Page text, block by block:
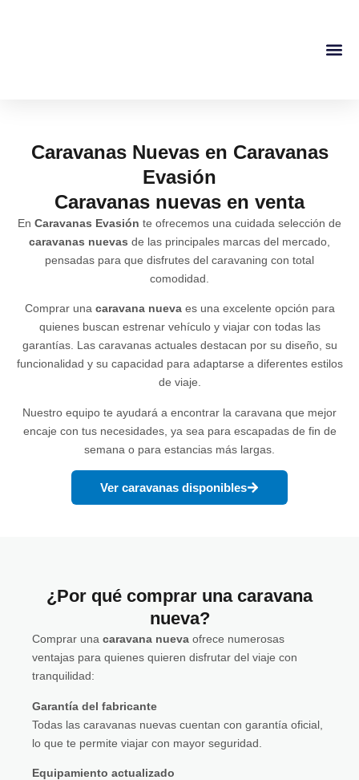
Caravanas Nuevas en Caravanas
Evasión
Caravanas nuevas en venta
En Caravanas Evasión te ofrecemos una cuidada selección de
caravanas nuevas de las principales marcas del mercado,
pensadas para que disfrutes del caravaning con total
comodidad.
Comprar una caravana nuevaes una excelente opción para
quienes buscan estrenar vehículo y viajar con todas las
garantías. Las caravanas actuales destacan por su diseño, su
funcionalidad y su capacidad para adaptarse a diferentes estilos
de viaje.
Nuestro equipo te ayudará a encontrar la caravana que mejor
encaje con tus necesidades, ya sea para escapadas de fin de
semana o para estancias más largas.
Ver caravanas disponibles
¿Por qué comprar una caravana
nueva?
Comprar una caravana nueva ofrece numerosas
ventajas para quienes quieren disfrutar del viaje con
tranquilidad:
Garantía del fabricante
Todas las caravanas nuevas cuentan con garantía oficial,
lo que te permite viajar con mayor seguridad.
Equipamiento actualizado